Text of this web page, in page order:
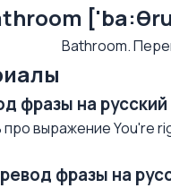
фразы на
выражение You're
фразы на